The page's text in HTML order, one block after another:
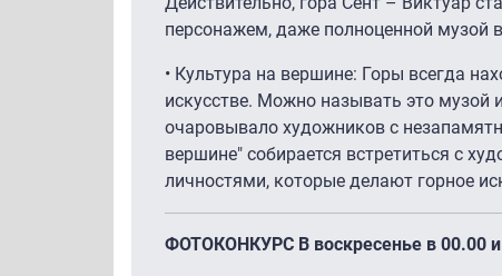
персонажем, даже полноценной музой
• Культура на вершине: Горы всегда
искусстве. Можно называть это музой
очаровывало художников с
вершине" собирается встретиться с
личностями, которые делают горное
ФОТОКОНКУРС В воскресенье в 00.00 и